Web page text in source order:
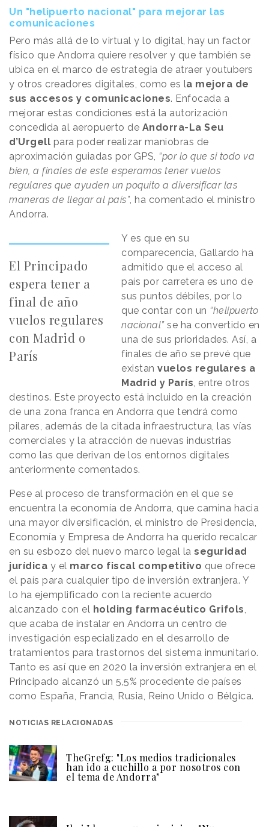
Un "helipuerto nacional" para mejorar las
comunicaciones
Pero más allá de lo virtual y lo digital, hay un factor
físico que Andorra quiere resolver y que también se
ubica en el marco de estrategia de atraer youtubers
y otros creadores digitales, como es la mejora de
sus accesos y comunicaciones. Enfocada a
mejorar estas condiciones está la autorización
concedida al aeropuerto de Andorra-La Seu
d’Urgell para poder realizar maniobras de
aproximación guiadas por GPS, “por lo que si todo va
bien, a finales de este esperamos tener vuelos
regulares que ayuden un poquito a diversificar las
maneras de llegar al país”, ha comentado el ministro
Andorra.
El Principado
espera tener a
final de año
vuelos regulares
con Madrid o
París
Y es que en su
comparecencia, Gallardo ha
admitido que el acceso al
país por carretera es uno de
sus puntos débiles, por lo
que contar con un “helipuerto
nacional”se ha convertido en
una de sus prioridades. Así, a
finales de año se prevé que
existanvuelos regulares a
Madrid y París, entre otros
destinos. Este proyecto está incluido en la creación
de una zona franca en Andorra que tendrá como
pilares, además de la citada infraestructura, las vías
comerciales y la atracción de nuevas industrias
como las que derivan de los entornos digitales
anteriormente comentados.
Pese al proceso de transformación en el que se
encuentra la economía de Andorra, que camina hacia
una mayor diversificación, el ministro de Presidencia,
Economía y Empresa de Andorra ha querido recalcar
en su esbozo del nuevo marco legal la seguridad
jurídica y el marco fiscal competitivo que ofrece
el país para cualquier tipo de inversión extranjera. Y
lo ha ejemplificado con la reciente acuerdo
alcanzado con el holding farmacéutico Grifols,
que acaba de instalar en Andorra un centro de
investigación especializado en el desarrollo de
tratamientos para trastornos del sistema inmunitario.
Tanto es así que en 2020 la inversión extranjera en el
Principado alcanzó un 5,5% procedente de países
como España, Francia, Rusia, Reino Unido o Bélgica.
NOTICIAS RELACIONADAS
TheGrefg: "Los medios tradicionales
han ido a cuchillo a por nosotros con
el tema de Andorra"